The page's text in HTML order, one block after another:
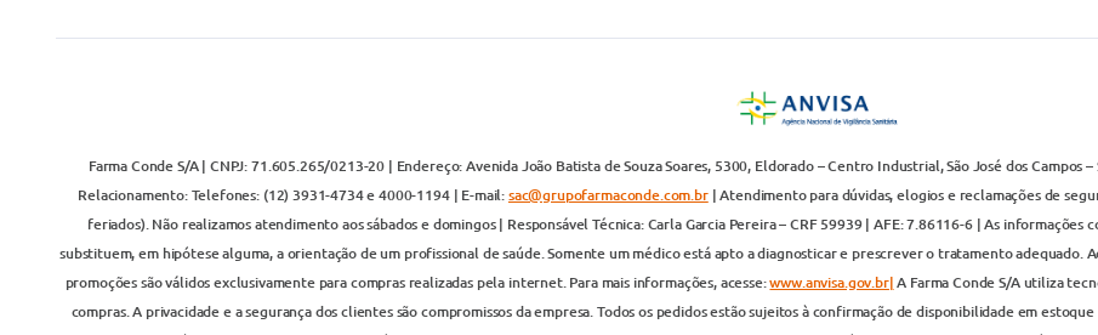
Farma Conde S/A | CNPJ: 71.605.265/0213-20 | Endereço: Avenida João Batista de Souza Soares, 5300, Eldorado – Centro Industrial, São José dos
Relacionamento: Telefones: (12) 3931-4734 e 4000-1194 | E-mail:sac@grupofarmaconde.com.br| Atendimento para dúvidas, elogios e reclamações de
feriados). Não realizamos atendimento aos sábados e domingos | Responsável Técnica: Carla Garcia Pereira – CRF 59939 | AFE: 7.86116-6 | As
substituem, em hipótese alguma, a orientação de um profissional de saúde. Somente um médico está apto a diagnosticar e prescrever o tratamento adequado.
promoções são válidos exclusivamente para compras realizadas pela internet. Para mais informações, acesse:www.anvisa.gov.br|A Farma Conde S/A utiliza
compras. A privacidade e a segurança dos clientes são compromissos da empresa. Todos os pedidos estão sujeitos à confirmação de disponibilidade em